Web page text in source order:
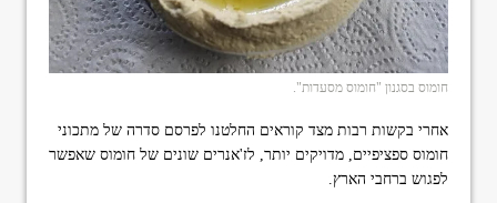
חומוס בסגנון "חומוס מסעדות".
אחרי בקשות רבות מצד קוראים החלטנו לפרסם סדרה של מתכוני
חומוס ספציפיים, מדויקים יותר, לז'אנרים שונים של חומוס שאפשר
לפגוש ברחבי הארץ.